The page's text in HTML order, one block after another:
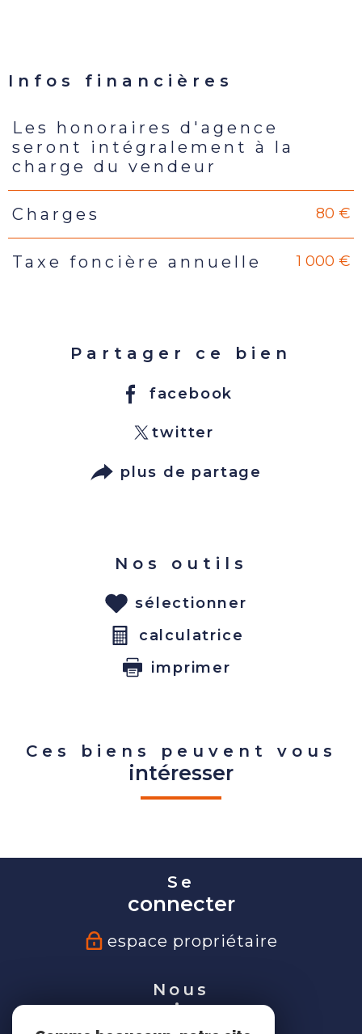
Infos financières
Caractéristiques Valeurs
Les honoraires d'agence
seront intégralement à la
charge du vendeur
Charges 80 €
Taxe foncière annuelle 1 000 €
Partager ce bien
facebook
twitter
plus de partage
Nos outils
sélectionner
calculatrice
imprimer
Ces biens peuvent vous
intéresser
Se
connecter
espace propriétaire
Nous
suivre